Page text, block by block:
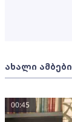
ახალი ამბები
00:45